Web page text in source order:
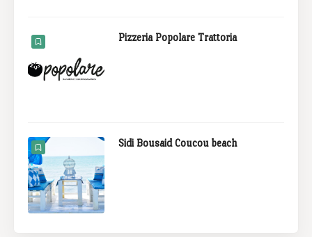
Pizzeria Popolare Trattoria
Sidi Bousaid Coucou beach